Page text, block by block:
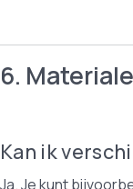
6.
Kan ik
Ja. Je kunt